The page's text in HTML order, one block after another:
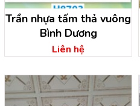
Trần nhựa tấm thả vuông
Bình Dương
Liên hệ